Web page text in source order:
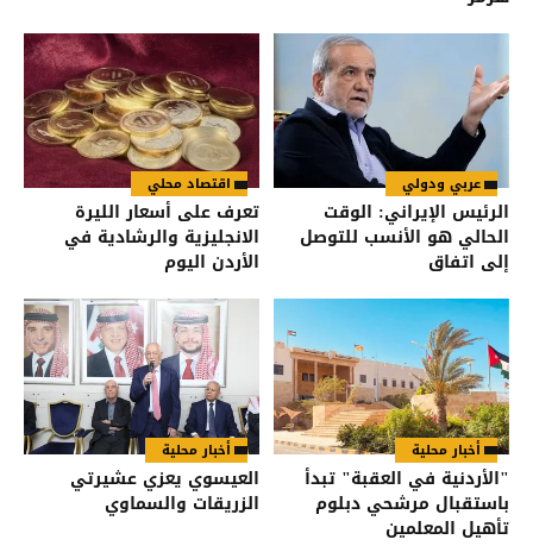
عربي ودولي
الرئيس الإيراني: الوقت
الحالي هو الأنسب للتوصل
إلى اتفاق
اقتصاد محلي
تعرف على أسعار الليرة
الانجليزية والرشادية في
الأردن اليوم
أخبار محلية
"الأردنية في العقبة" تبدأ
باستقبال مرشحي دبلوم
تأهيل المعلمين
أخبار محلية
العيسوي يعزي عشيرتي
الزريقات والسماوي